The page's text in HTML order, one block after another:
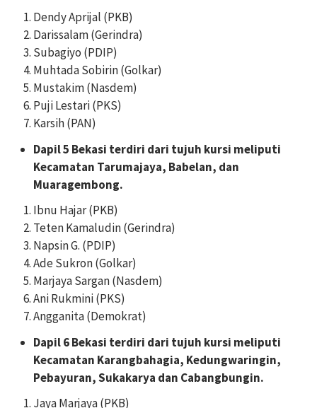
Dendy Aprijal (PKB)
Darissalam (Gerindra)
Subagiyo (PDIP)
Muhtada Sobirin (Golkar)
Mustakim (Nasdem)
Puji Lestari (PKS)
Karsih (PAN)
Dapil 5 Bekasi terdiri dari tujuh kursi meliputi
Kecamatan Tarumajaya, Babelan, dan
Muaragembong.
Ibnu Hajar (PKB)
Teten Kamaludin (Gerindra)
Napsin G. (PDIP)
Ade Sukron (Golkar)
Marjaya Sargan (Nasdem)
Ani Rukmini (PKS)
Angganita (Demokrat)
Dapil 6 Bekasi terdiri dari tujuh kursi meliputi
Kecamatan Karangbahagia, Kedungwaringin,
Pebayuran, Sukakarya dan Cabangbungin.
Jaya Marjaya (PKB)